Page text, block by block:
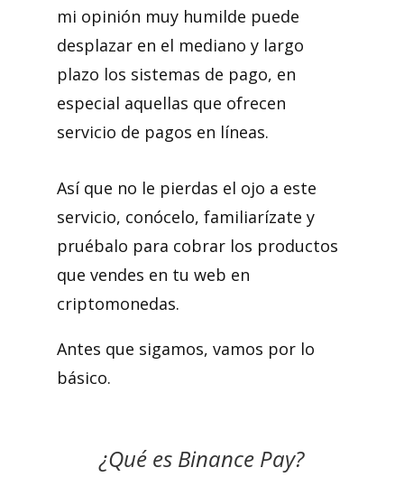
mi opinión muy humilde puede
desplazar en el mediano y largo
plazo los sistemas de pago, en
especial aquellas que ofrecen
servicio de pagos en líneas.
Así que no le pierdas el ojo a este
servicio, conócelo, familiarízate y
pruébalo para cobrar los productos
que vendes en tu web en
criptomonedas.
Antes que sigamos, vamos por lo
básico.
¿Qué es Binance Pay?